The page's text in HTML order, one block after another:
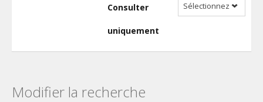
Consulter
uniquement
Sélectionnez
Modifier la recherche